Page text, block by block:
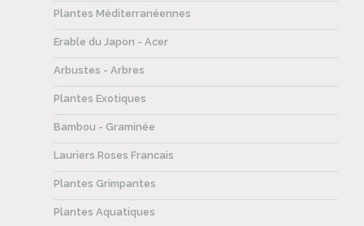
Plantes Méditerranéennes
Erable du Japon - Acer
Arbustes - Arbres
Plantes Exotiques
Bambou - Graminée
Lauriers Roses Francais
Plantes Grimpantes
Plantes Aquatiques